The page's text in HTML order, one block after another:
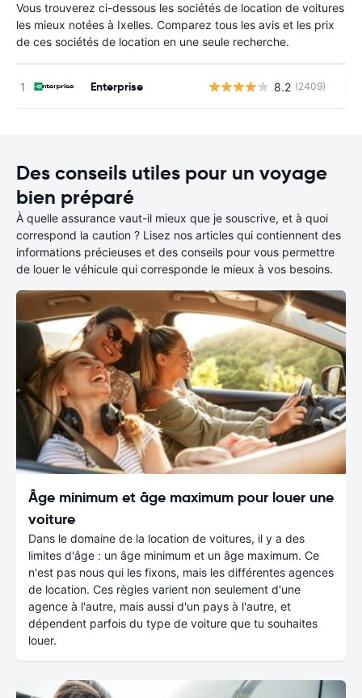
Vous trouverez ci-dessous les sociétés de location de voitures
les mieux notées à Ixelles. Comparez tous les avis et les prix
de ces sociétés de location en une seule recherche.
Enterprise 8.2 (2409)
Des conseils utiles pour un voyage
bien préparé
À quelle assurance vaut-il mieux que je souscrive, et à quoi
correspond la caution ? Lisez nos articles qui contiennent des
informations précieuses et des conseils pour vous permettre
de louer le véhicule qui corresponde le mieux à vos besoins.
Âge minimum et âge maximum pour louer une
voiture
Dans le domaine de la location de voitures, il y a des
limites d'âge : un âge minimum et un âge maximum. Ce
n'est pas nous qui les fixons, mais les différentes agences
de location. Ces règles varient non seulement d'une
agence à l'autre, mais aussi d'un pays à l'autre, et
dépendent parfois du type de voiture que tu souhaites
louer.